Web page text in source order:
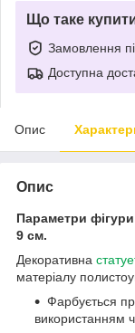
Що таке
Замовлення
Доступна
Опис
Опис
Параметри
9 см.
Декоративна
матеріалу
Фарбується
використанням